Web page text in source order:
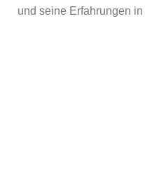
und seine Erfahrungen